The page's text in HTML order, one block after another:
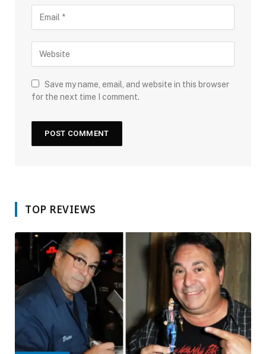
Save my name, email, and website in this browser
for the next time I comment.
TOP REVIEWS